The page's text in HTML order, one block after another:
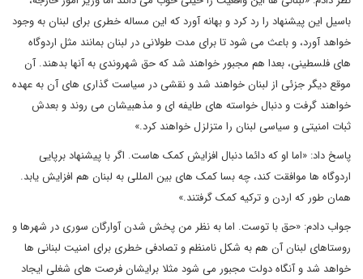
باسیل این پیشنهاد را رد کرد و بهانه آورد که این مساله خطری برای لبنان به وجود
خواهد آورد، و باعث می شود تا برای مدت طولانی در لبنان بمانند مثل اردوگاه
های فلسطینی، بعدا هم مجبور خواهند شد که حق شهروندی به آنها بدهند. آن
موقع دیگر جزئی از لبنان خواهند شد و نقشی در سیاست گذاری های آن به عهده
خواهند گرفت و دنبال خواسته های طایفه ای و مذهبیشان می روند و بعدش
ثبات امنیتی و سیاسی لبنان را متزلزل خواهند کرد.»
پاسخ داد: «اما او که دائما دنبال افزایش کمک هاست. اگر با پیشنهاد برپایی
اردوگاه ها موافقت کند، چه بسا کمک های بین المللی به لبنان هم افزایش یابد.
همان طور که اردن و ترکیه کمک گرفتند.»
جواب دادم: «حق با توست. اما به نظر من پخش شدن آوارگان سوری در شهرها و
روستاهای لبنان آن هم به شکل نامنظم و تصادفی خطری برای امنیت لبنانی ها
خواهد شد و آنگاه دولت مجبور می شود مثلا برایشان فرصت های شغلی ایجاد